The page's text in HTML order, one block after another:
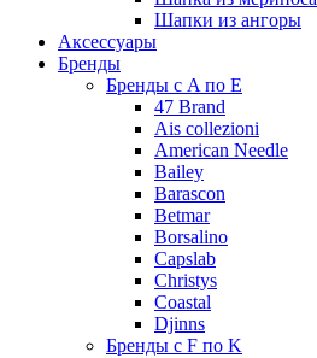
Шапки из ангоры
Аксессуары
Бренды
Бренды с A по E
47 Brand
Ais collezioni
American Needle
Bailey
Barascon
Betmar
Borsalino
Capslab
Christys
Coastal
Djinns
Бренды с F по K